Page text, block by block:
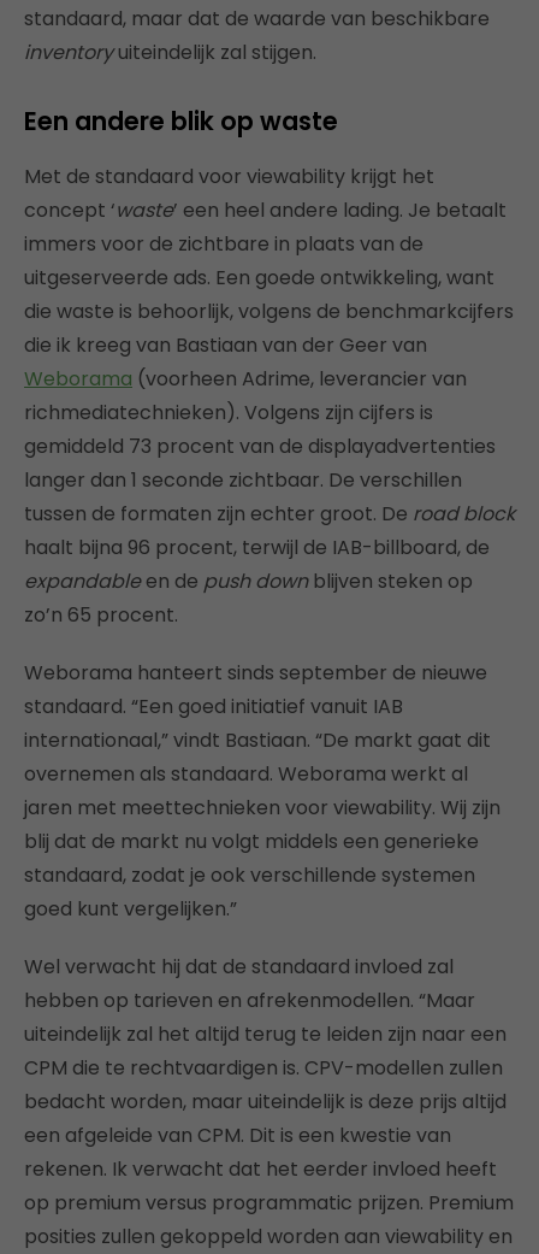
standaard, maar dat de waarde van beschikbare
inventoryuiteindelijk zal stijgen.
Een andere blik op waste
Met de standaard voor viewability krijgt het
concept ‘waste’ een heel andere lading. Je betaalt
immers voor de zichtbare in plaats van de
uitgeserveerde ads. Een goede ontwikkeling, want
die waste is behoorlijk, volgens de benchmarkcijfers
die ik kreeg van Bastiaan van der Geer van
Weborama (voorheen Adrime, leverancier van
richmediatechnieken). Volgens zijn cijfers is
gemiddeld 73 procent van de displayadvertenties
langer dan 1 seconde zichtbaar. De verschillen
tussen de formaten zijn echter groot. De road block
haalt bijna 96 procent, terwijl de IAB-billboard, de
expandableen de push downblijven steken op
zo’n 65 procent.
Weborama hanteert sinds september de nieuwe
standaard. “Een goed initiatief vanuit IAB
internationaal,” vindt Bastiaan. “De markt gaat dit
overnemen als standaard. Weborama werkt al
jaren met meettechnieken voor viewability. Wij zijn
blij dat de markt nu volgt middels een generieke
standaard, zodat je ook verschillende systemen
goed kunt vergelijken.”
Wel verwacht hij dat de standaard invloed zal
hebben op tarieven en afrekenmodellen. “Maar
uiteindelijk zal het altijd terug te leiden zijn naar een
CPM die te rechtvaardigen is. CPV-modellen zullen
bedacht worden, maar uiteindelijk is deze prijs altijd
een afgeleide van CPM. Dit is een kwestie van
rekenen. Ik verwacht dat het eerder invloed heeft
op premium versus programmatic prijzen. Premium
posities zullen gekoppeld worden aan viewability en